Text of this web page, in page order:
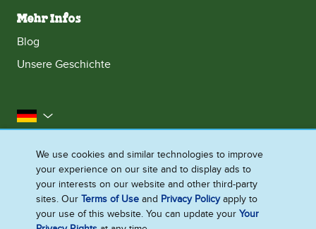
Mehr Infos
Blog
Unsere Geschichte
Deutschland
Impressum
Datenschutzhinweis
Rechtliches
Cookie-Informationen
Barrierefreiheit
Kontakt
Sitemap
Cookie-Einstellungen
We use cookies and similar technologies to improve
your experience on our site and to display ads to
your interests on our website and other third-party
sites. OurTerms of Use and Privacy Policyapply to
your use of this website. You can update yourYour